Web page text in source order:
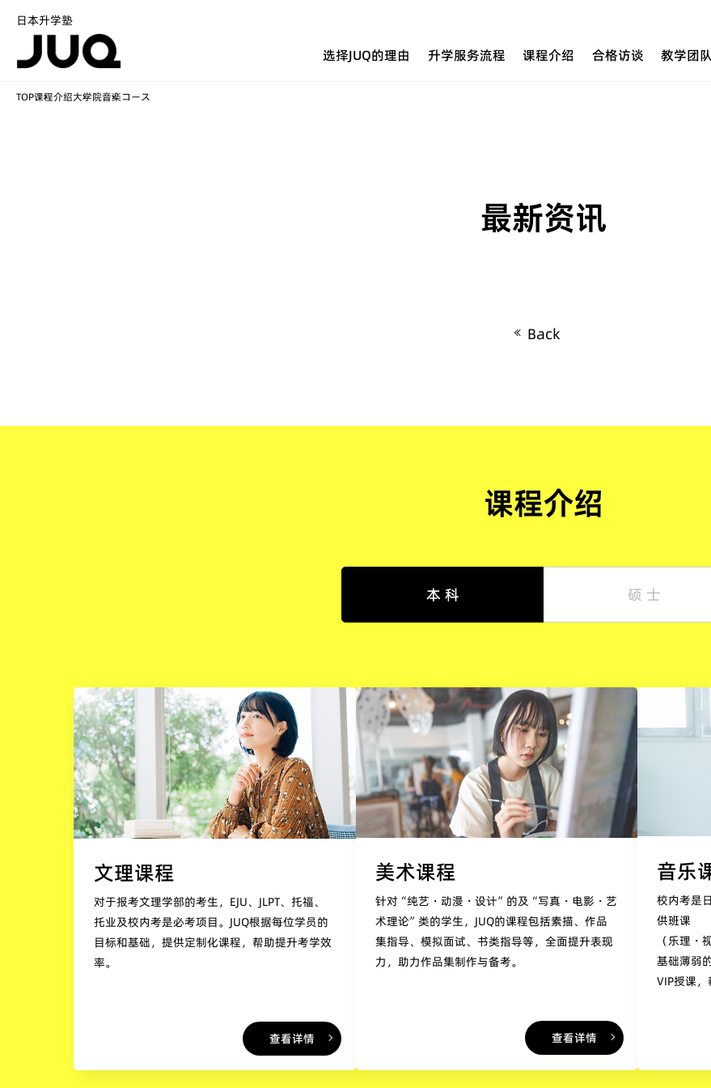
日本升学塾
选择JUQ的理由 升学服务流程 课程介绍 合格访谈 教学团队
TOP课程介绍大学院音楽コース
最新资讯
Back
课程介绍
本 科 硕 士
文理课程
对于报考文理学部的考生，EJU、JLPT、托福、
托业及校内考是必考项目。JUQ根据每位学员的
目标和基础，提供定制化课程，帮助提升考学效
率。
查看详情
美术课程
针对“纯艺・动漫・设计”的及“写真・电影・艺
术理论”类的学生，JUQ的课程包括素描、作品
集指导、模拟面试、书类指导等，全面提升表现
力，助力作品集制作与备考。
查看详情
音乐
校内考是
供班课
（乐理・
基础薄弱
VIP授课，